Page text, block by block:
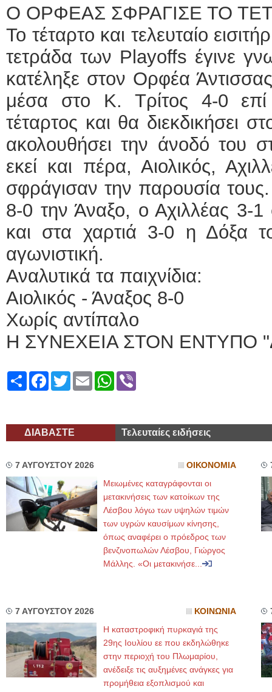
Ο ΟΡΦΕΑΣ ΣΦΡΑΓΙΣΕ ΤΟ
Το τέταρτο και τελευταίο
τετράδα των Playοffs έγινε
κατέληξε στον Ορφέα
μέσα στο Κ. Τρίτος 4-0 επί
τέταρτος και θα διεκδικήσει
ακολουθήσει την άνοδό του
εκεί και πέρα, Αιολικός,
σφράγισαν την παρουσία
8-0 την Άναξο, ο Αχιλλέας 3-
και στα χαρτιά 3-0 η Δόξα
αγωνιστική.
Αναλυτικά τα παιχνίδια:
Αιολικός - Άναξος 8-0
Χωρίς αντίπαλο
Η ΣΥΝΕΧΕΙΑ ΣΤΟΝ ΕΝΤΥΠΟ
ShareFacebook
TwitterEmailWhatsApp
ΔΙΑΒΑΣΤΕ Τελευταίες ειδήσεις
7 ΑΥΓΟΥΣΤΟΥ 2026 ΟΙΚΟΝΟΜΙΑ
Μειωμένες καταγράφονται οι
μετακινήσεις των κατοίκων της
Λέσβου λόγω των υψηλών τιμών
των υγρών καυσίμων κίνησης,
όπως αναφέρει ο πρόεδρος των
βενζινοπωλών Λέσβου, Γιώργος
Μάλλης. «Οι μετακινήσε...
7 ΑΥΓΟΥΣΤΟΥ 2026 ΚΟΙΝΩΝΙΑ
Η καταστροφική πυρκαγιά της
29ης Ιουλίου εε που εκδηλώθηκε
στην περιοχή του Πλωμαρίου,
ανέδειξε τις αυξημένες ανάγκες για
προμήθεια εξοπλισμού και
ΕΙΔΙΚΟΣ
Holter
ΑΤΕΙ
τηλ.